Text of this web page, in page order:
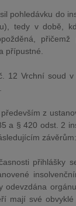
pohledávku do
tedy v době,
přípustné.
12 Vrchní soud
z
a § 420 odst. 2
závěrům:
přihlášky
odevzdána
mají své